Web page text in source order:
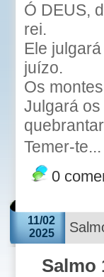
Ó DEUS,
rei.
Ele
juízo.
Os
Julgará
Temer-te...
0
11/02
2025
Salmo